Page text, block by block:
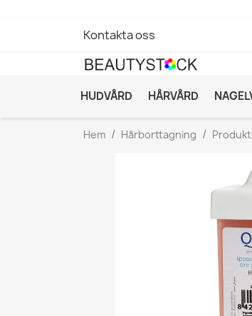
Kontakta oss
HUDVÅRD HÅRVÅRD
Hem Hårborttagning